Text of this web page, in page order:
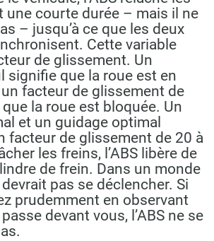
une courte durée – mais il ne
– jusqu’à ce que les deux
Cette variable
de glissement. Un
signifie que la roue est en
facteur de glissement de
la roue est bloquée. Un
et un guidage optimal
facteur de glissement de 20 à
les freins, l’ABS libère de
de frein. Dans un monde
devrait pas se déclencher. Si
prudemment en observant
devant vous, l’ABS ne se